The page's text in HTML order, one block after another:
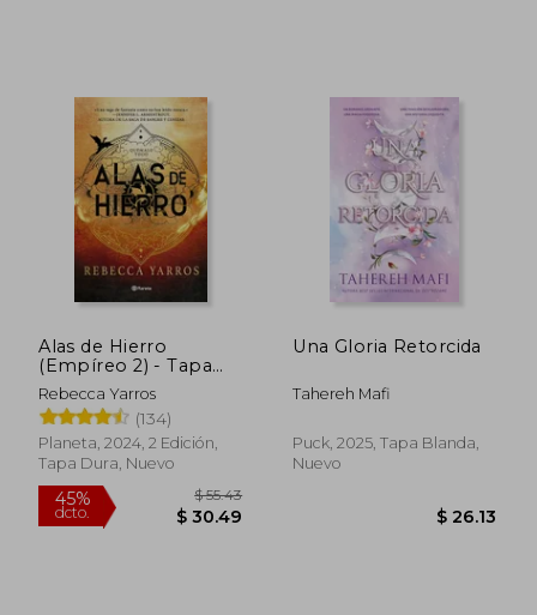
45%
dcto. $ 29.52
45%
dcto.
Alas de Hierro
(Empíreo 2) - Tapa
Dura
Rebecca Yarros
(134)
Planeta, 2024, 2 Edición,
Tapa Dura, Nuevo
Una Gloria Retorcida
Tahereh Mafi
Puck, 2025, Tapa Blanda,
Nuevo